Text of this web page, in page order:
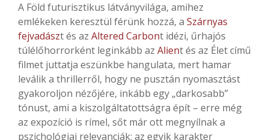
A Föld futurisztikus látványvilága, amihez
emlékeken keresztül férünk hozzá, a Szárnyas
fejvadászt és az Altered Carbont idézi, űrhajós
túlélőhorrorként leginkább az Alient és az Élet című
filmet juttatja eszünkbe hangulata, mert hamar
leválik a thrillerről, hogy ne pusztán nyomasztást
gyakoroljon nézőjére, inkább egy „darkosabb”
tónust, ami a kiszolgáltatottságra épít – erre még
az expozíció is rímel, sőt már ott megnyílnak a
pszichológiai relevanciák: az egyik karakter